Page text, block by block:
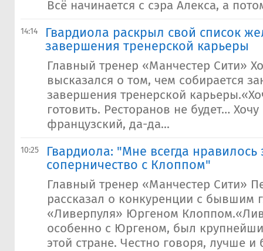
Всё начинается с сэра Алекса, а
14:14
​Гвардиола раскрыл свой список
завершения тренерской карьеры
Главный тренер «Манчестер Сити»
высказался о том, чем собирается
завершения тренерской
готовить. Ресторанов не будет… Хочу
французский, да-да...
10:25
​Гвардиола: "Мне всегда нравилось
соперничество с Клоппом"
Главный тренер «Манчестер Сити»
рассказал о конкуренции с бывшим
«Ливерпуля» Юргеном
особенно с Юргеном, был
этой стране. Честно говоря, лучше и